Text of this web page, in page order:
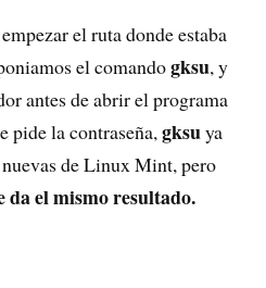
el ruta donde estaba
el comandogksu, y
antes de abrir el programa
pide la contraseña,gksuya
de Linux Mint, pero
da el mismo resultado.